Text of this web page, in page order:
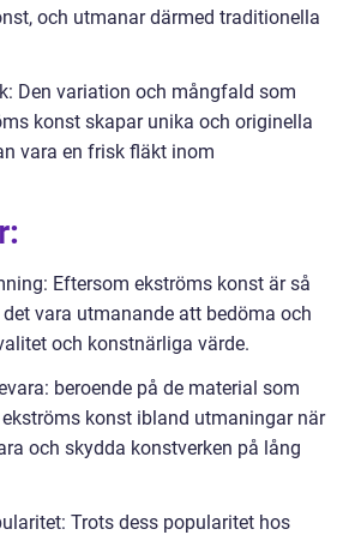
och utmanar därmed traditionella
Den variation och mångfald som
konst skapar unika och originella
vara en frisk fläkt inom
Eftersom ekströms konst är så
vara utmanande att bedöma och
och konstnärliga värde.
beroende på de material som
konst ibland utmaningar när
och skydda konstverken på lång
Trots dess popularitet hos